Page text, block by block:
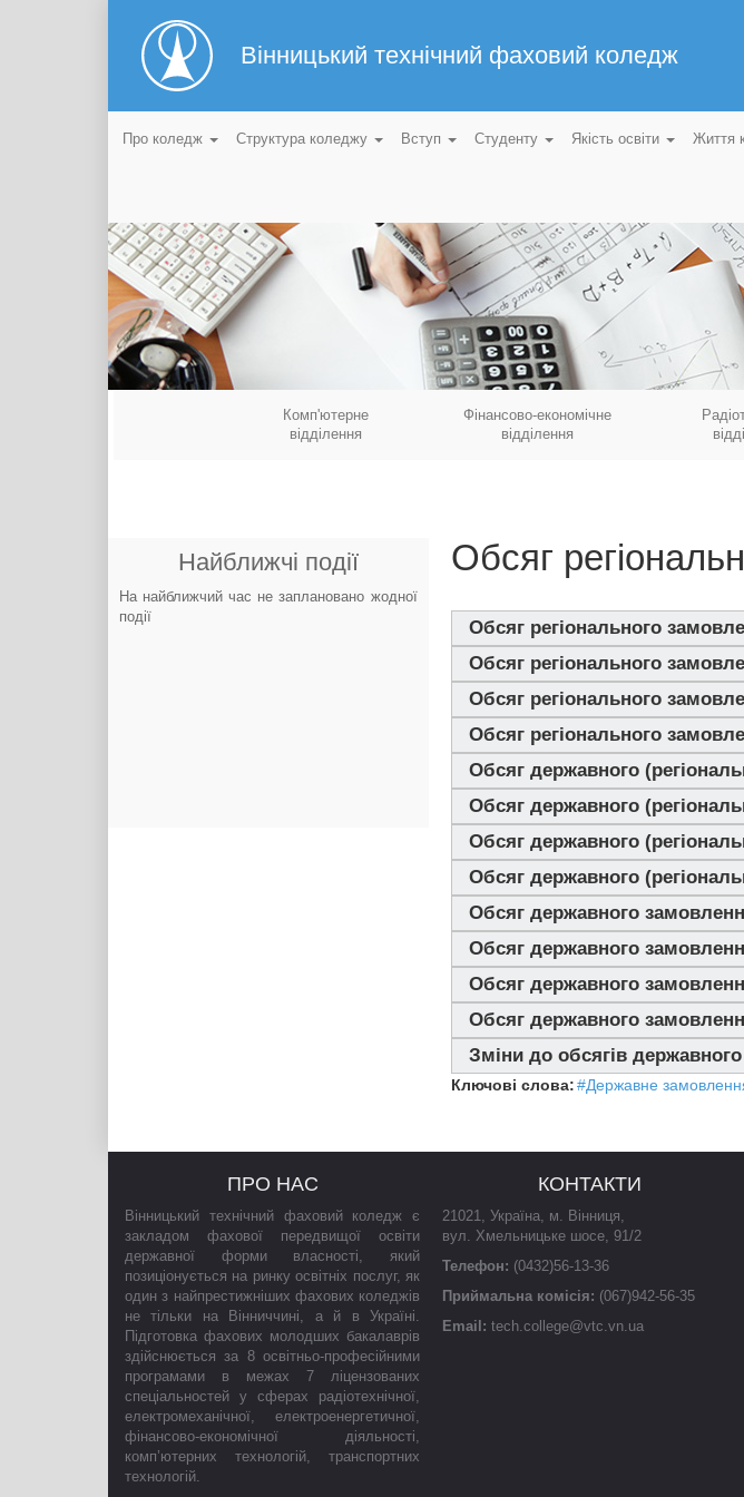
Вінницький технічний фаховий коледж
Про коледж Структура коледжу Вступ Студенту Якість освіти Життя
Комп'ютерне
відділення
Фінансово-економічне
відділення
Обсяг
Обсяг регіонального
Обсяг регіонального
Обсяг регіонального
Обсяг регіонального
Обсяг державного
Обсяг державного
Обсяг державного
Обсяг державного
Обсяг державного
Обсяг державного
Обсяг державного
Обсяг державного
Зміни до обсягів
Ключові слова:#Державне
Найближчі події
На найближчий час не заплановано жодної
події
ПРО НАС
Вінницький технічний фаховий коледж є
закладом фахової передвищої освіти
державної форми власності, який
позиціонується на ринку освітніх послуг, як
один з найпрестижніших фахових коледжів
не тільки на Вінниччині, а й в Україні.
Підготовка фахових молодших бакалаврів
здійснюється за 8 освітньо-професійними
програмами в межах 7 ліцензованих
спеціальностей у сферах радіотехнічної,
електромеханічної, електроенергетичної,
фінансово-економічної діяльності,
комп’ютерних технологій, транспортних
технологій.
КОНТАКТИ
21021, Україна, м. Вінниця,
вул. Хмельницьке шосе, 91/2
Телефон: (0432)56-13-36
Приймальна комісія: (067)942-56-35
Email: tech.college@vtc.vn.ua